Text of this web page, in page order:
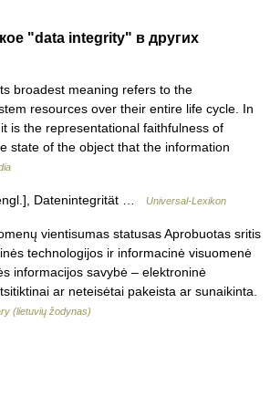
"data integrity" в других
broadest meaning refers to the
resources over their entire life cycle. In
is the representational faithfulness of
state of the object that the information
Datenintegrität … Universal-Lexikon
vientisumas statusas Aprobuotas sritis
technologijos ir informacinė visuomenė
informacijos savybė – elektroninė
ar neteisėtai pakeista ar sunaikinta.
(lietuvių žodynas)